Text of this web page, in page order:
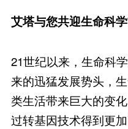
艾塔与您共迎生命科
21世纪以来，生命科
来的迅猛发展势头，
类生活带来巨大的变
过转基因技术得到更